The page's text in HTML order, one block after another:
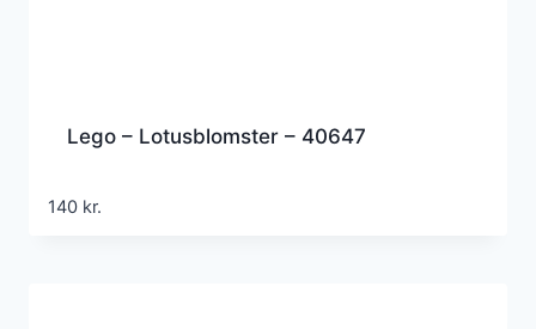
Lego – Lotusblomster – 40647
140 kr.